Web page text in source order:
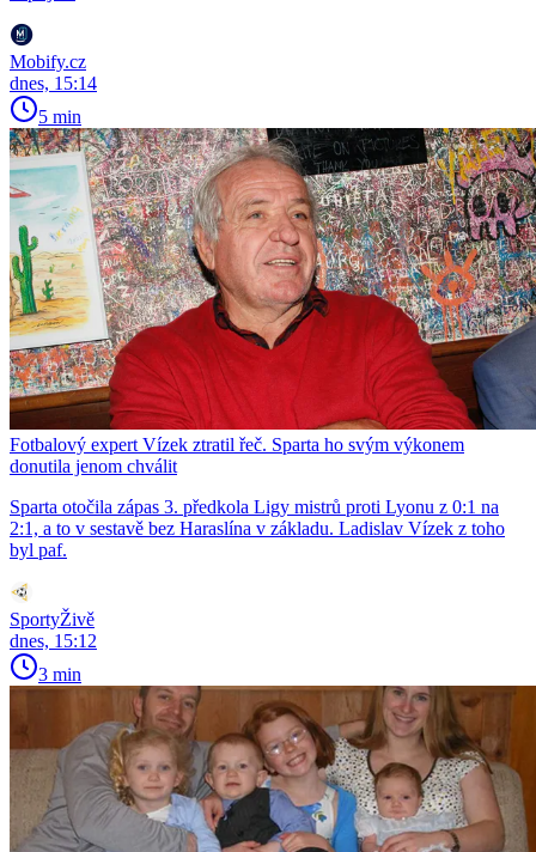
Mobify.cz
dnes, 15:14
5 min
Fotbalový expert Vízek ztratil řeč. Sparta ho svým výkonem
donutila jenom chválit
Sparta otočila zápas 3. předkola Ligy mistrů proti Lyonu z 0:1 na
2:1, a to v sestavě bez Haraslína v základu. Ladislav Vízek z toho
byl paf.
SportyŽivě
dnes, 15:12
3 min